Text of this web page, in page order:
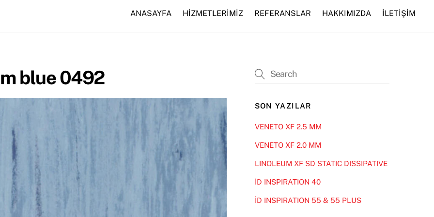
ANASAYFA HİZMETLERİMİZ REFERANSLAR HAKKIMIZDA İLETİŞİM
blue 0492
SON YAZILAR
VENETO XF 2.5 MM
VENETO XF 2.0 MM
LINOLEUM XF SD STATIC DISSIPATIVE
İD INSPIRATION 40
İD INSPIRATION 55 & 55 PLUS